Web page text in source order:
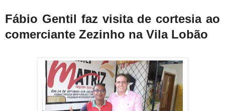
Fábio Gentil faz visita de cortesia ao
comerciante Zezinho na Vila Lobão